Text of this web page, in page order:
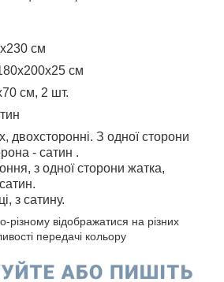
см
см
см, 2 шт.
двохсторонні. З одної сторони
- сатин .
з одної сторони жатка,
з сатину.
різному відображатися на різних
передачі кольору